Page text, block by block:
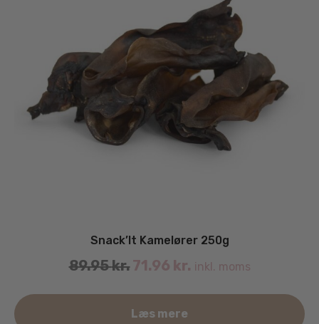
Snack’It Kamelører 250g
89.95kr.71.96 kr. inkl. moms
Læs mere